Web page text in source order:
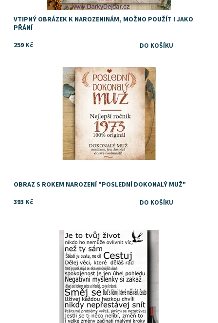
VTIPNÝ OBRÁZEK K NAROZENINÁM, MOŽNO POUŽÍT I JAKO
PŘÁNÍ
259 Kč
Skladem
OBRAZ S ROKEM NAROZENÍ "POSLEDNÍ DOKONALÝ MUŽ"
393 Kč
Skladem